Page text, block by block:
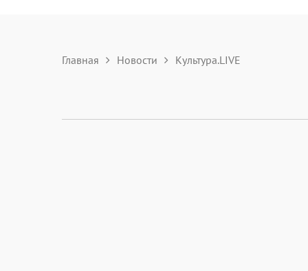
Главная Новости Культура.LIVE